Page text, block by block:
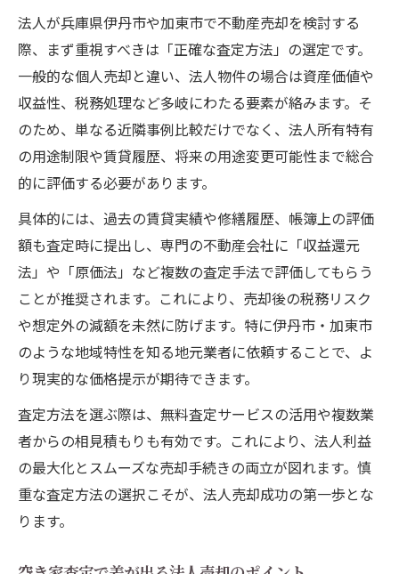
法人が兵庫県伊丹市や加東市で不動産売却を検討する
際、まず重視すべきは「正確な査定方法」の選定です。
一般的な個人売却と違い、法人物件の場合は資産価値や
収益性、税務処理など多岐にわたる要素が絡みます。そ
のため、単なる近隣事例比較だけでなく、法人所有特有
の用途制限や賃貸履歴、将来の用途変更可能性まで総合
的に評価する必要があります。
具体的には、過去の賃貸実績や修繕履歴、帳簿上の評価
額も査定時に提出し、専門の不動産会社に「収益還元
法」や「原価法」など複数の査定手法で評価してもらう
ことが推奨されます。これにより、売却後の税務リスク
や想定外の減額を未然に防げます。特に伊丹市・加東市
のような地域特性を知る地元業者に依頼することで、よ
り現実的な価格提示が期待できます。
査定方法を選ぶ際は、無料査定サービスの活用や複数業
者からの相見積もりも有効です。これにより、法人利益
の最大化とスムーズな売却手続きの両立が図れます。慎
重な査定方法の選択こそが、法人売却成功の第一歩とな
ります。